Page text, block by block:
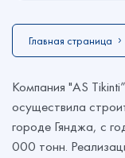
Главная страница
Компания "AS
осуществила
городе Гянджа, с
000 тонн.